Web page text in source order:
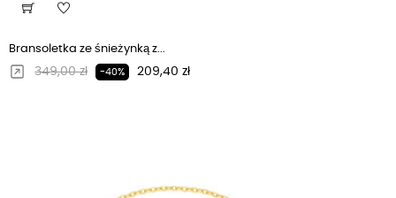
Bransoletka ze śnieżynką z...
Regularna cena
349,00 zł -40% Cena
209,40 zł